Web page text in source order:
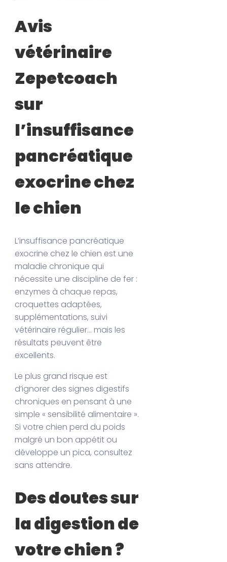
Avis
vétérinaire
Zepetcoach
sur
l’insuffisance
pancréatique
exocrine chez
le chien
L’insuffisance pancréatique
exocrine chez le chien est une
maladie chronique qui
nécessite une discipline de fer :
enzymes à chaque repas,
croquettes adaptées,
supplémentations, suivi
vétérinaire régulier… mais les
résultats peuvent être
excellents.
Le plus grand risque est
d’ignorer des signes digestifs
chroniques en pensant à une
simple « sensibilité alimentaire ».
Si votre chien perd du poids
malgré un bon appétit ou
développe un pica, consultez
sans attendre.
Des doutes sur
la digestion de
votre chien ?